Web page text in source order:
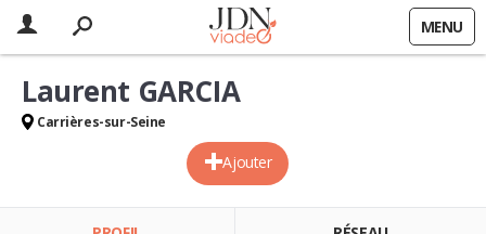
MENU
Ajouter
Laurent GARCIA
Carrières-sur-Seine